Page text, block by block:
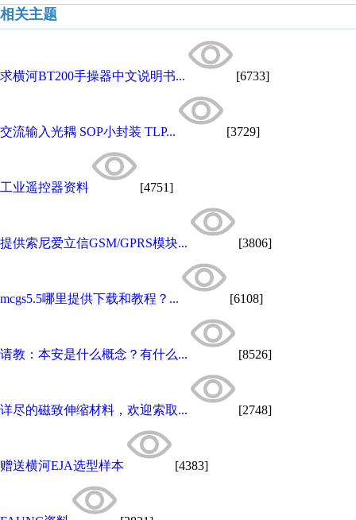
相关主题
求横河BT200手操器中文说明书... [6733]
交流输入光耦 SOP小封装 TLP... [3729]
工业遥控器资料 [4751]
提供索尼爱立信GSM/GPRS模块... [3806]
mcgs5.5哪里提供下载和教程？... [6108]
请教：本安是什么概念？有什么... [8526]
详尽的磁致伸缩材料，欢迎索取... [2748]
赠送横河EJA选型样本 [4383]